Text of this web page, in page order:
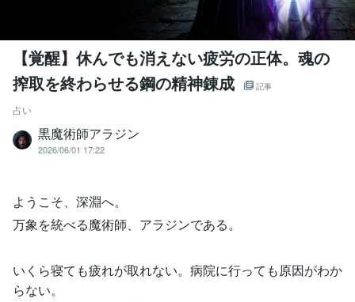
【覚醒】休んでも消えない疲労の正体。魂の
搾取を終わらせる鋼の精神錬成
記事
占い
黒魔術師アラジン
2026/06/01 17:22
ようこそ、深淵へ。
万象を統べる魔術師、アラジンである。
いくら寝ても疲れが取れない。病院に行っても原因がわか
らない。